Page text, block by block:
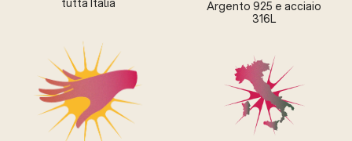
tutta Italia
Argento 925 e acciaio
316L